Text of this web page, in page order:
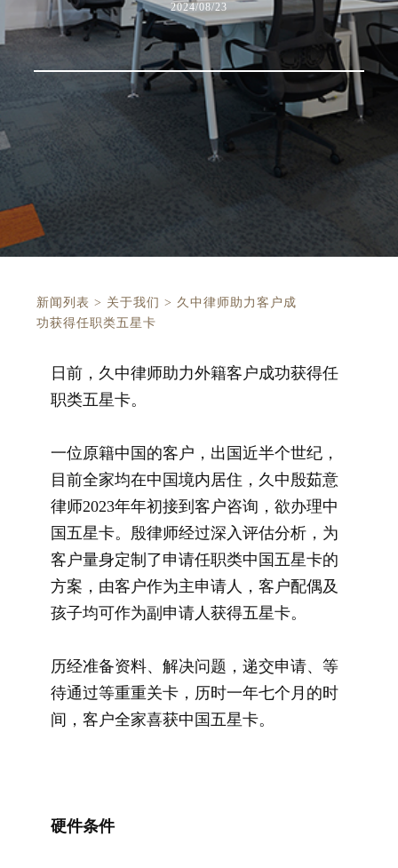
2024/08/23
新闻列表 > 关于我们 > 久中律师助力客户成
功获得任职类五星卡
日前，久中律师助力外籍客户成功获得任
职类五星卡。
一位原籍中国的客户，出国近半个世纪，
目前全家均在中国境内居住，久中殷茹意
律师2023年年初接到客户咨询，欲办理中
国五星卡。殷律师经过深入评估分析，为
客户量身定制了申请任职类中国五星卡的
方案，由客户作为主申请人，客户配偶及
孩子均可作为副申请人获得五星卡。
历经准备资料、解决问题，递交申请、等
待通过等重重关卡，历时一年七个月的时
间，客户全家喜获中国五星卡。
硬件条件